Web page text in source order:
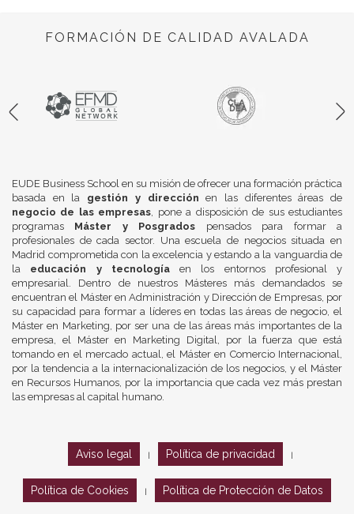
FORMACIÓN DE CALIDAD AVALADA
EUDE Business School en su misión de ofrecer una formación práctica
basada en la gestión y dirección en las diferentes áreas de
negocio de las empresas, pone a disposición de sus estudiantes
programas Máster y Posgrados pensados para formar a
profesionales de cada sector. Una escuela de negocios situada en
Madrid comprometida con la excelencia y estando a la vanguardia de
la educación y tecnologíaen los entornos profesional y
empresarial. Dentro de nuestros Másteres más demandados se
encuentran el Máster en Administración y Dirección de Empresas, por
su capacidad para formar a líderes en todas las áreas de negocio, el
Máster en Marketing, por ser una de las áreas más importantes de la
empresa, el Máster en Marketing Digital, por la fuerza que está
tomando en el mercado actual, el Máster en Comercio Internacional,
por la tendencia a la internacionalización de los negocios, y el Máster
en Recursos Humanos, por la importancia que cada vez más prestan
las empresas al capital humano.
Aviso legal Política de privacidad
Política de Cookies Política de Protección de Datos